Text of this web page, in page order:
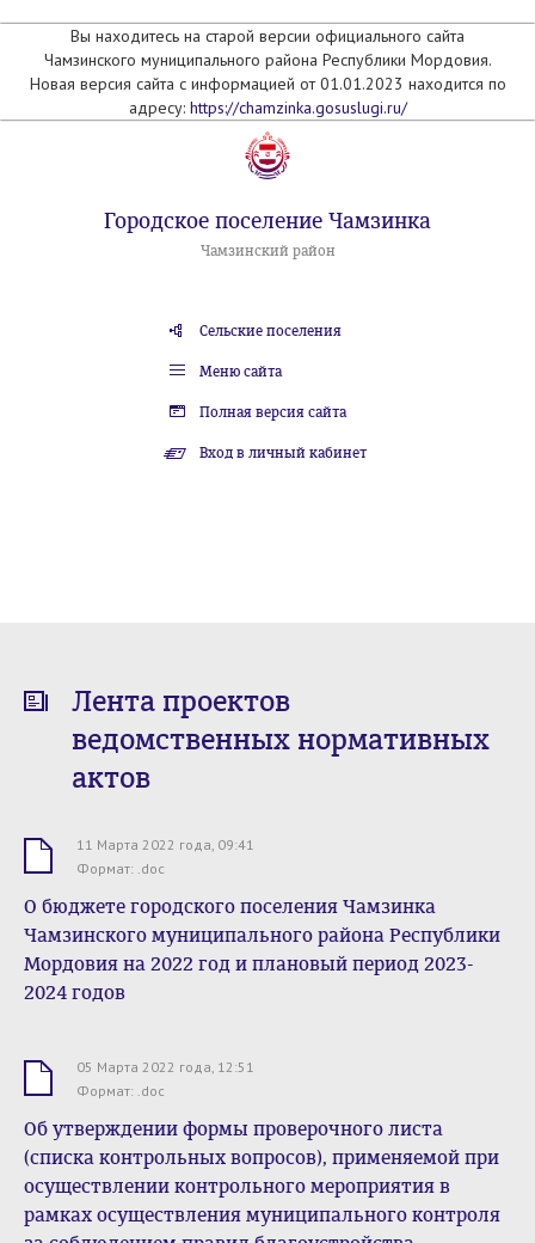
Вы находитесь на старой версии официального сайта
Чамзинского муниципального района Республики Мордовия.
Новая версия сайта с информацией от 01.01.2023 находится по
адресу: https://chamzinka.gosuslugi.ru/
Городское поселение Чамзинка
Чамзинский район
Сельские поселения
Меню сайта
Полная версия сайта
Вход в личный кабинет
Лента проектов
ведомственных нормативных
актов
11 Марта 2022 года, 09:41
Формат: .doc
О бюджете городского поселения Чамзинка
Чамзинского муниципального района Республики
Мордовия на 2022 год и плановый период 2023-
2024 годов
05 Марта 2022 года, 12:51
Формат: .doc
Об утверждении формы проверочного листа
(списка контрольных вопросов), применяемой при
осуществлении контрольного мероприятия в
рамках осуществления муниципального контроля